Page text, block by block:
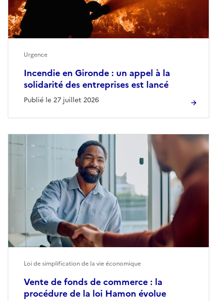
Incendie en Gironde : un appel à la
solidarité des entreprises est lancé
Publié le 27 juillet 2026
Urgence
Vente de fonds de commerce : la
procédure de la loi Hamon évolue
Loi de simplification de la vie économique